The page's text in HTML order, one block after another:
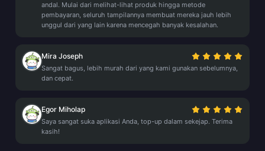
andal. Mulai dari melihat-lihat produk hingga metode
pembayaran, seluruh tampilannya membuat mereka jauh lebih
unggul dari yang lain karena mencegah banyak kesalahan.
Mira Joseph
Sangat bagus, lebih murah dari yang kami gunakan sebelumnya,
dan cepat.
Egor Miholap
Saya sangat suka aplikasi Anda, top-up dalam sekejap. Terima
kasih!